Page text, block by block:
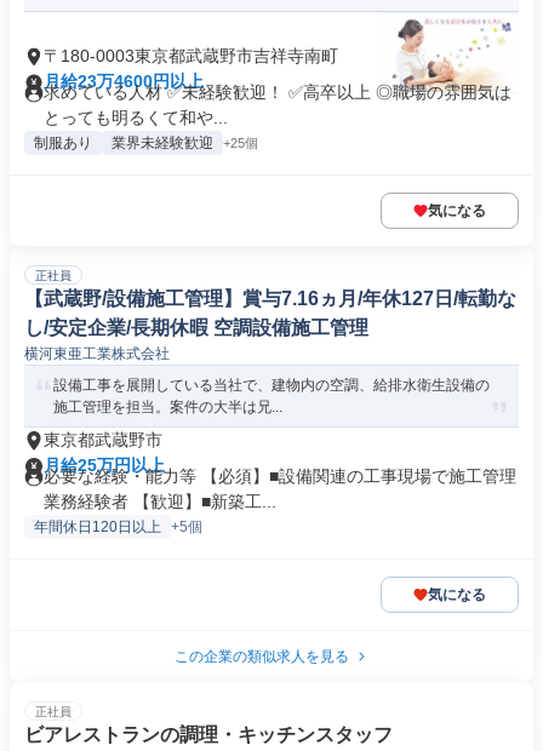
〒180-0003東京都武蔵野市吉祥寺南町
月給23万4600円以上
求めている人材 ✅未経験歓迎！ ✅高卒以上 ◎職場の雰囲気は
とっても明るくて和や...
制服あり 業界未経験歓迎 +25個
気になる
正社員
【武蔵野/設備施工管理】賞与7.16ヵ月/年休127日/転勤な
し/安定企業/長期休暇 空調設備施工管理
横河東亜工業株式会社
設備工事を展開している当社で、建物内の空調、給排水衛生設備の
施工管理を担当。案件の大半は兄...
東京都武蔵野市
月給25万円以上
必要な経験・能力等 【必須】■設備関連の工事現場で施工管理
業務経験者 【歓迎】■新築工...
年間休日120日以上 +5個
気になる
この企業の類似求人を見る
正社員
ビアレストランの調理・キッチンスタッフ